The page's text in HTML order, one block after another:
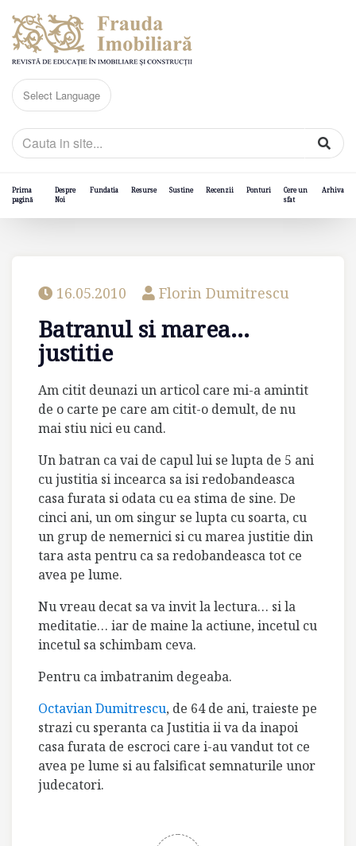
Prima
pagină
Despre
Noi
Fundatia Resurse Sustine Recenzii Ponturi
Cere un
sfat
Arhiva
16.05.2010 Florin Dumitrescu
Batranul si marea...
justitie
Am citit deunazi un articol care mi-a amintit
de o carte pe care am citit-o demult, de nu
mai stiu nici eu cand.
Un batran ca vai de capul lui se lupta de 5 ani
cu justitia si incearca sa isi redobandeasca
casa furata si odata cu ea stima de sine. De
cinci ani, un om singur se lupta cu soarta, cu
un grup de nemernici si cu marea justitie din
tara asta pentru ca sa redobandeasca tot ce
avea pe lume.
Nu vreau decat sa va invit la lectura… si la
meditatie… iar de maine la actiune, incetul cu
incetul sa schimbam ceva.
Pentru ca imbatranim degeaba.
Octavian Dumitrescu, de 64 de ani, traieste pe
strazi cu speranta ca Justitia ii va da inapoi
casa furata de escroci care i-au vandut tot ce
avea pe lume si au falsificat semnaturile unor
judecatori.